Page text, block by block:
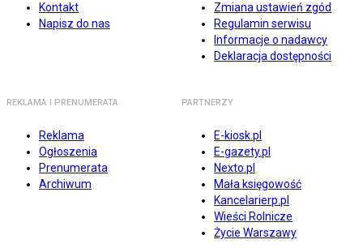
Kontakt
Napisz do nas
Zmiana ustawień zgód
Regulamin serwisu
Informacje o nadawcy
Deklaracja dostępności
REKLAMA I PRENUMERATA
Reklama
Ogłoszenia
Prenumerata
Archiwum
PARTNERZY
E-kiosk.pl
E-gazety.pl
Nexto.pl
Mała księgowość
Kancelarierp.pl
Wieści Rolnicze
Życie Warszawy